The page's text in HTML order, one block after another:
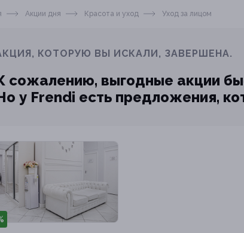
Акции дня Красота и уход Уход за лицом
КОТОРУЮ ВЫ ИСКАЛИ, ЗАВЕРШЕНА.
сожалению, выгодные акции
у Frendi есть предложения,